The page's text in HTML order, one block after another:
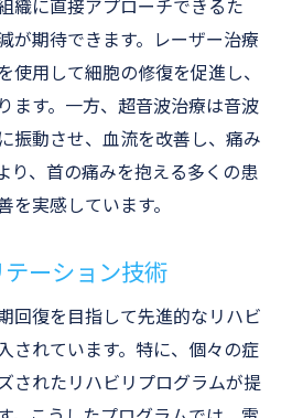
織に直接アプローチできるた
が期待できます。レーザー治療
使用して細胞の修復を促進し、
ます。一方、超音波治療は音波
振動させ、血流を改善し、痛み
り、首の痛みを抱える多くの患
を実感しています。
ーション技術
回復を目指して先進的なリハビ
されています。特に、個々の症
されたリハビリプログラムが提